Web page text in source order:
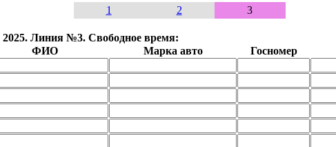
1
2 3
2025. Линия №3. Свободное время:
ФИО Марка авто Госномер